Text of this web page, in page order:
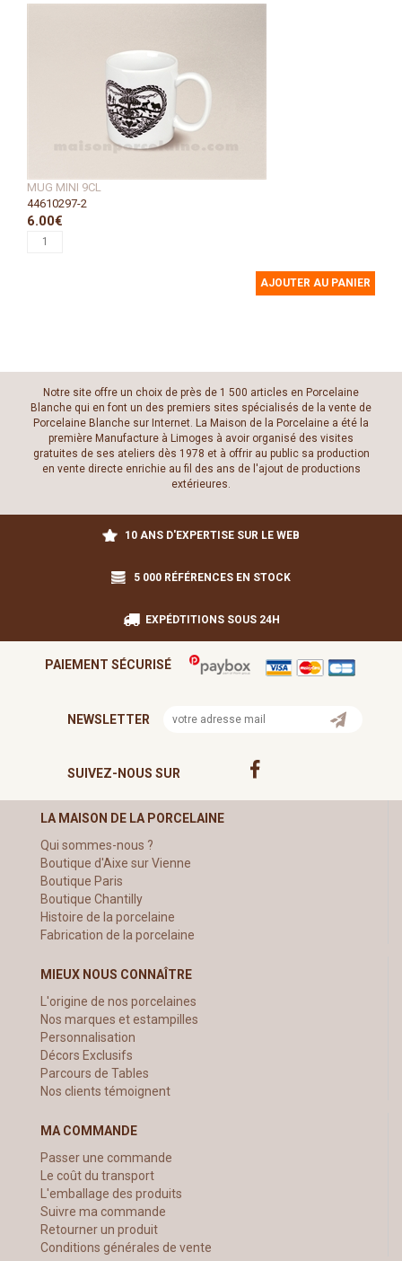
MUG MINI 9CL
44610297-2
6.00€
AJOUTER AU PANIER
Notre site offre un choix de près de 1 500 articles en Porcelaine
Blanche qui en font un des premiers sites spécialisés de la vente de
Porcelaine Blanche sur Internet. La Maison de la Porcelaine a été la
première Manufacture à Limoges à avoir organisé des visites
gratuites de ses ateliers dès 1978 et à offrir au public sa production
en vente directe enrichie au fil des ans de l'ajout de productions
extérieures.
10 ANS D'EXPERTISE SUR LE WEB
5 000 RÉFÉRENCES EN STOCK
EXPÉDTITIONS SOUS 24H
PAIEMENT SÉCURISÉ
NEWSLETTER
SUIVEZ-NOUS SUR
LA MAISON DE LA PORCELAINE
Qui sommes-nous ?
Boutique d'Aixe sur Vienne
Boutique Paris
Boutique Chantilly
Histoire de la porcelaine
Fabrication de la porcelaine
MIEUX NOUS CONNAÎTRE
L'origine de nos porcelaines
Nos marques et estampilles
Personnalisation
Décors Exclusifs
Parcours de Tables
Nos clients témoignent
MA COMMANDE
Passer une commande
Le coût du transport
L'emballage des produits
Suivre ma commande
Retourner un produit
Conditions générales de vente